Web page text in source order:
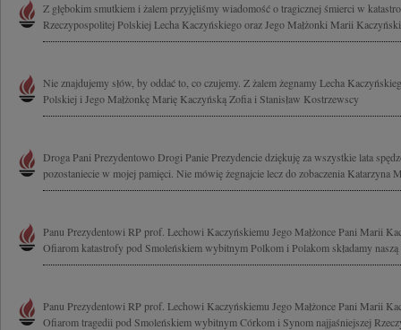
Z głębokim smutkiem i żalem przyjęliśmy wiadomość o tragicznej śmierci w
Rzeczypospolitej Polskiej Lecha Kaczyńskiego oraz Jego Małżonki Marii
Nie znajdujemy słów, by oddać to, co czujemy. Z żalem żegnamy Lecha
Polskiej i Jego Małżonkę Marię Kaczyńską Zofia i Stanisław Kostrzewscy
Droga Pani Prezydentowo Drogi Panie Prezydencie dziękuję za wszystkie lata
pozostaniecie w mojej pamięci. Nie mówię żegnajcie lecz do zobaczenia Katarzyna
Panu Prezydentowi RP prof. Lechowi Kaczyńskiemu Jego Małżonce Pani Marii
Ofiarom katastrofy pod Smoleńskiem wybitnym Polkom i Polakom składamy
Panu Prezydentowi RP prof. Lechowi Kaczyńskiemu Jego Małżonce Pani Marii
Ofiarom tragedii pod Smoleńskiem wybitnym Córkom i Synom najjaśniejszej